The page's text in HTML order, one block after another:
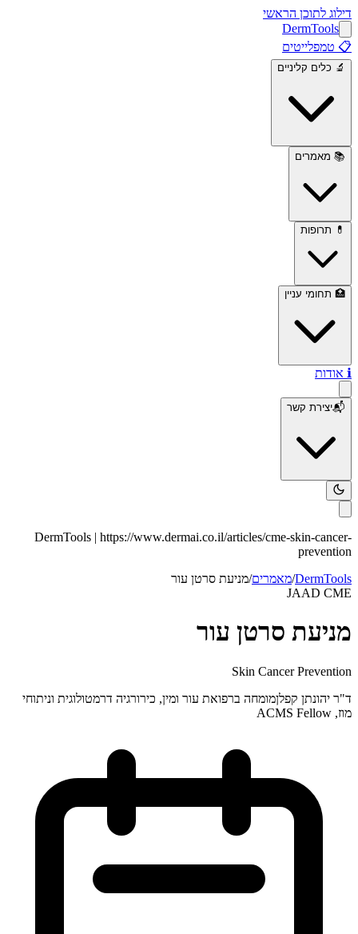
דילוג לתוכן הראשי
DermTools
📋 טמפלייטים
🔬 כלים קליניים
📚 מאמרים
💊 תרופות
🏥 תחומי עניין
ℹ️ אודות
📬יצירת קשר
DermTools | https://www.dermai.co.il/articles/cme-skin-cancer-
prevention
DermTools
/מאמרים/מניעת סרטן עור
JAAD CME
מניעת סרטן עור
Skin Cancer Prevention
ד"ר יהונתן קפלןמומחה ברפואת עור ומין, כירורגיה דרמטולוגית וניתוחי
מוז, ACMS Fellow